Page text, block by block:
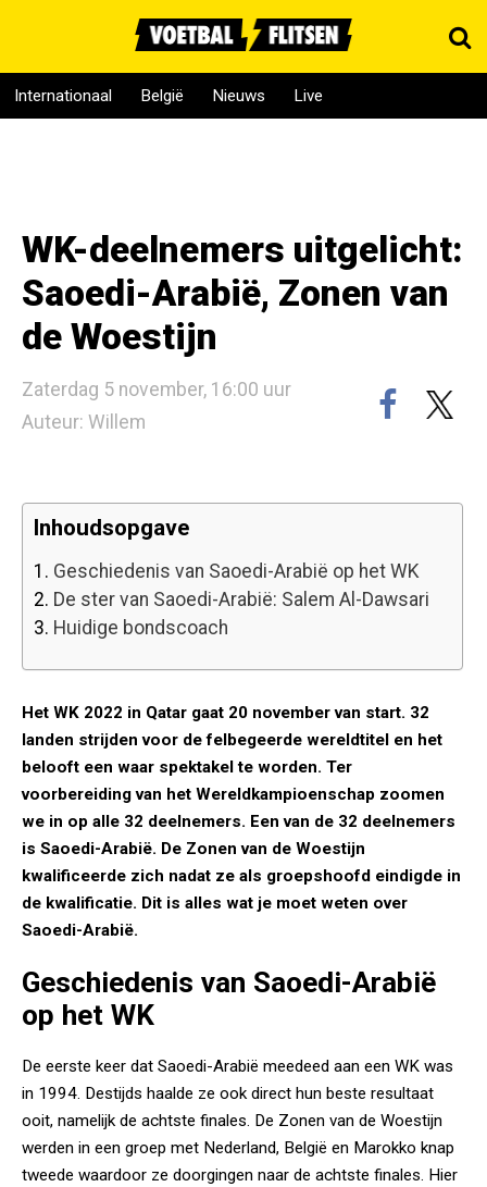
Internationaal België Nieuws Live
WK-deelnemers uitgelicht:
Saoedi-Arabië, Zonen van
de Woestijn
Zaterdag 5 november, 16:00 uur
Auteur: Willem
Inhoudsopgave
1. Geschiedenis van Saoedi-Arabië op het WK
2. De ster van Saoedi-Arabië: Salem Al-Dawsari
3. Huidige bondscoach
Het WK 2022 in Qatar gaat 20 november van start. 32
landen strijden voor de felbegeerde wereldtitel en het
belooft een waar spektakel te worden. Ter
voorbereiding van het Wereldkampioenschap zoomen
we in op alle 32 deelnemers. Een van de 32 deelnemers
is Saoedi-Arabië. De Zonen van de Woestijn
kwalificeerde zich nadat ze als groepshoofd eindigde in
de kwalificatie. Dit is alles wat je moet weten over
Saoedi-Arabië.
Geschiedenis van Saoedi-Arabië
op het WK
De eerste keer dat Saoedi-Arabië meedeed aan een WK was
in 1994. Destijds haalde ze ook direct hun beste resultaat
ooit, namelijk de achtste finales. De Zonen van de Woestijn
werden in een groep met Nederland, België en Marokko knap
tweede waardoor ze doorgingen naar de achtste finales. Hier